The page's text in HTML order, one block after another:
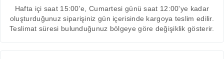
Hafta içi saat 15:00'e, Cumartesi günü saat 12:00'ye kadar
oluşturduğunuz siparişiniz gün içerisinde kargoya teslim edilir.
Teslimat süresi bulunduğunuz bölgeye göre değişiklik gösterir.